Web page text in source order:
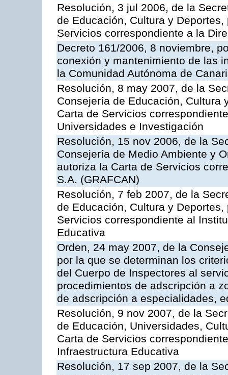
Resolución, 3 jul 2006, de la
de Educación, Cultura y
Servicios correspondiente a la
Decreto 161/2006, 8 noviembre,
conexión y mantenimiento de las
la Comunidad Autónoma de
Resolución, 8 may 2007, de la
Consejería de Educación, Cultura
Carta de Servicios
Universidades e Investigación
Resolución, 15 nov 2006, de la
Consejería de Medio Ambiente y
autoriza la Carta de Servicios
S.A. (GRAFCAN)
Resolución, 7 feb 2007, de la
de Educación, Cultura y
Servicios correspondiente al
Educativa
Orden, 24 may 2007, de la
por la que se determinan los
del Cuerpo de Inspectores al
procedimientos de adscripción a
de adscripción a especialidades,
Resolución, 9 nov 2007, de la
de Educación, Universidades,
Carta de Servicios
Infraestructura Educativa
Resolución, 17 sep 2007, de la